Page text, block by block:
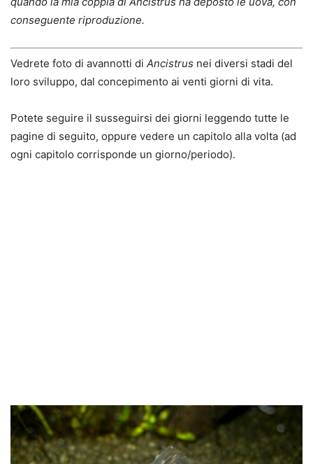
conseguente riproduzione.
Vedrete foto di avannotti di Ancistrus nei diversi stadi del
loro sviluppo, dal concepimento ai venti giorni di vita.
Potete seguire il susseguirsi dei giorni leggendo tutte le
pagine di seguito, oppure vedere un capitolo alla volta (ad
ogni capitolo corrisponde un giorno/periodo).